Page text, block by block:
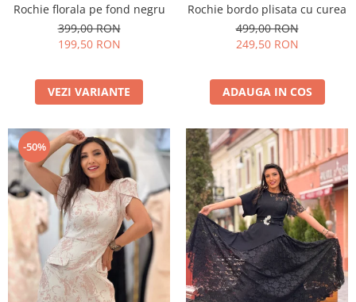
Rochie florala pe fond negru
399,00 RON
199,50 RON
VEZI VARIANTE
Rochie bordo plisata cu curea
499,00 RON
249,50 RON
ADAUGA IN COS
-50%